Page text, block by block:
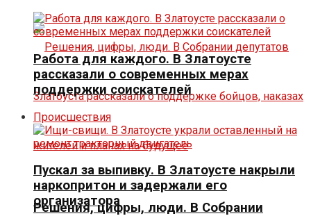
Решения, цифры, люди. В Собрании
Работа для каждого. В Златоусте
рассказали о современных мерах
поддержки соискателей
Происшествия
Пускал за выпивку. В Златоусте накрыли
наркопритон и задержали его
организатора